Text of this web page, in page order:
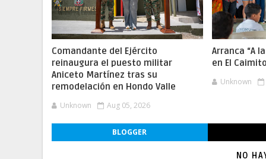
Comandante del Ejército
reinaugura el puesto militar
Aniceto Martínez tras su
remodelación en Hondo Valle
Unknown Aug 05, 2026
Arranca “A
en El
Unknown
BLOGGER
NO